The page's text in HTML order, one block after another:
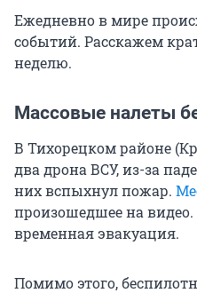
Ежедневно в мире
событий. Расскажем
неделю.
Массовые налеты
В Тихорецком районе
два дрона ВСУ, из-за
них вспыхнул пожар.
произошедшее на видео.
временная эвакуация.
Помимо этого,